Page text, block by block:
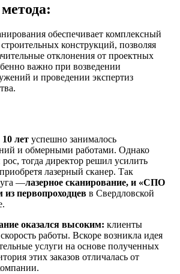
обеспечивает комплексный
конструкций, позволяя
отклонения от проектных
важно при возведении
и проведении экспертиз
лет успешно занималось
и обмерными работами. Однако
тогда директор решил усилить
лазерный сканер. Так
—лазерное сканирование, и «СПО
первопроходцев в Свердловской
оказался высоким: клиенты
работы. Вскоре возникла идея
услуги на основе полученных
этих заказов отличалась от